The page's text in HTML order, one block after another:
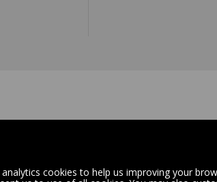
42042 FABBRICO (REGGIO EMILIA)
cookies to help us improving your